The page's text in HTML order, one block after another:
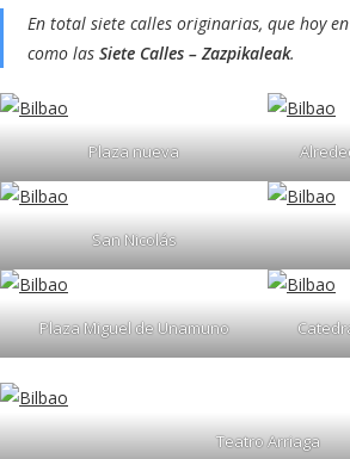
En total siete calles originarias, que hoy
como las Siete Calles – Zazpikaleak.
Plaza nueva
San Nicolás
Plaza Miguel de Unamuno
Teatro Arriaga